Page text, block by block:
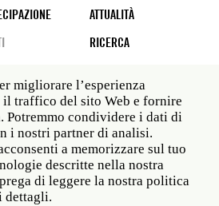
ATTUALITÀ
RICERCA
5 00153 Roma ITALIA · t 39
Street Third Floor New York
7200 · f 212 751 7220
migliorare l’esperienza
il traffico del sito Web e fornire
Potremmo condividere i dati di
i nostri partner di analisi.
a memorizzare sul tuo
descritte nella nostra
di leggere la nostra politica
dettagli.